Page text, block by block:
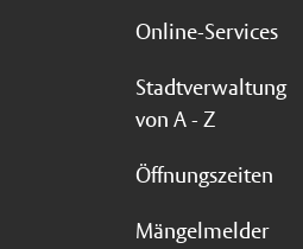
Online-Services
Stadtverwaltung
von A - Z
Öffnungszeiten
Mängelmelder